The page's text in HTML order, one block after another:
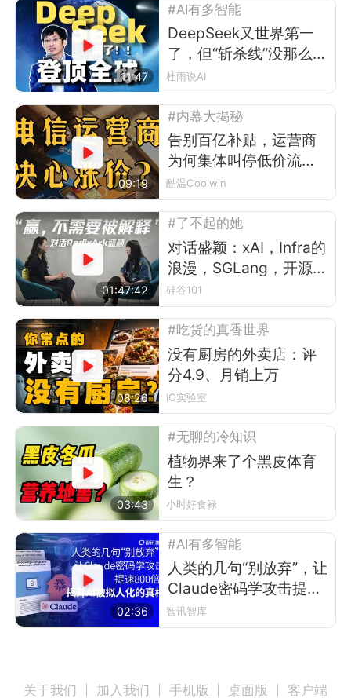
11:47
#AI有多智能
DeepSeek又世界第一
了，但“斩杀线”没那么简
单
杜雨说AI
09:19
#内幕大揭秘
告别百亿补贴，运营商
为何集体叫停低价流量
卡？
酷温Coolwin
01:47:42
#了不起的她
对话盛颖：xAI，Infra的
浪漫，SGLang，开源，
平权与“甄嬛传”
硅谷101
08:26
#吃货的真香世界
没有厨房的外卖店：评
分4.9、月销上万
IC实验室
03:43
#无聊的冷知识
植物界来了个黑皮体育
生？
小时好食禄
02:36
#AI有多智能
人类的几句“别放弃”，让
Claude密码学攻击提速
800倍？
智讯智库
关于我们 加入我们 手机版 桌面版 客户端